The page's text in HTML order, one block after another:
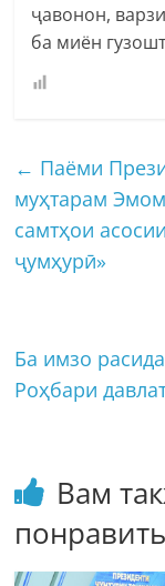
ҷавонон,
ба миён
← Паёми
муҳтарам
самтҳои
ҷумҳурӣ»
Ба имзо
Роҳбари
Вам